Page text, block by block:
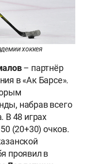
хоккея
– партнёр
в «Ак Барсе».
набрав всего
В 48 играх
(20+30) очков.
проявил в